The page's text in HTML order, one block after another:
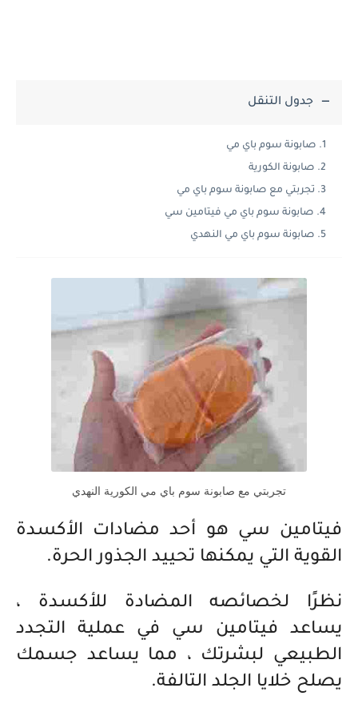
جدول التنقل
صابونة سوم باي مي
صابونة الكورية
تجربتي مع صابونة سوم باي مي
صابونة سوم باي مي فيتامين سي
صابونة سوم باي مي النهدي
تجربتي مع صابونة سوم باي مي الكورية النهدي
فيتامين سي هو أحد مضادات الأكسدة
القوية التي يمكنها تحييد الجذور الحرة.
نظرًا لخصائصه المضادة للأكسدة ،
يساعد فيتامين سي في عملية التجدد
الطبيعي لبشرتك ، مما يساعد جسمك
يصلح خلايا الجلد التالفة.